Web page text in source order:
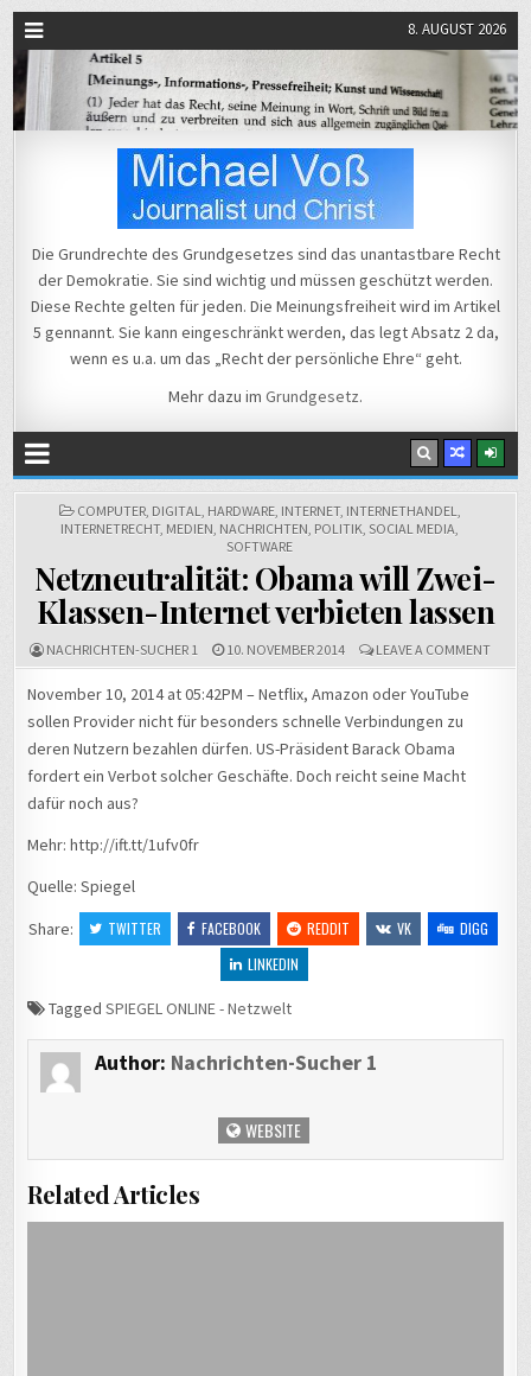
8. AUGUST 2026
Michael Voß
Die Grundrechte des Grundgesetzes sind das unantastbare Recht
der Demokratie. Sie sind wichtig und müssen geschützt werden.
Diese Rechte gelten für jeden. Die Meinungsfreiheit wird im Artikel
5 gennannt. Sie kann eingeschränkt werden, das legt Absatz 2 da,
wenn es u.a. um das „Recht der persönliche Ehre“ geht.
Mehr dazu im Grundgesetz.
POSTED
IN
COMPUTER, DIGITAL, HARDWARE, INTERNET, INTERNETHANDEL,
INTERNETRECHT, MEDIEN, NACHRICHTEN, POLITIK, SOCIAL MEDIA,
SOFTWARE
Netzneutralität: Obama will Zwei-
Klassen-Internet verbieten lassen
NACHRICHTEN-SUCHER 1 10. NOVEMBER 2014 LEAVE A COMMENTON
November 10, 2014 at 05:42PM – Netflix, Amazon oder YouTube
sollen Provider nicht für besonders schnelle Verbindungen zu
deren Nutzern bezahlen dürfen. US-Präsident Barack Obama
fordert ein Verbot solcher Geschäfte. Doch reicht seine Macht
dafür noch aus?
Mehr: http://ift.tt/1ufv0fr
Quelle: Spiegel
Share:
TWITTER FACEBOOK REDDIT VK
DIGG
LINKEDIN
TaggedSPIEGEL ONLINE - Netzwelt
Author: Nachrichten-Sucher 1
WEBSITE
Related Articles